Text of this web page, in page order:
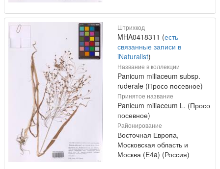
Штрихкод
MHA0418311 (есть
связанные записи в
iNaturalist)
Название в коллекции
Panicum miliaceum subsp.
ruderale (Просо посевное)
Принятое название
Panicum miliaceum L. (Просо
посевное)
Районирование
Восточная Европа,
Московская область и
Москва (E4a) (Россия)